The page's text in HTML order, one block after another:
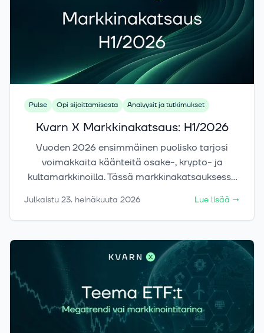
hajautusta tai vain kasvattaa jo ennestään
suurta teknologiapainoa.
Pulse Opi sijoittamisesta Analyysit ja tutkimukset
Kvarn X Markkinakatsaus: H1/2026
Vuoden 2026 ensimmäinen puolisko tarjosi
voimakkaita käänteitä osake-, krypto- ja
kultamarkkinoilla. Tässä markkinakatsauksessa
tekijöitä sekä keskeisiä riskejä ja ajureita, jotka
voivat määrittää markkinoiden suuntaa
Julkaistu 23. heinäkuuta 2026 Lue lisää →